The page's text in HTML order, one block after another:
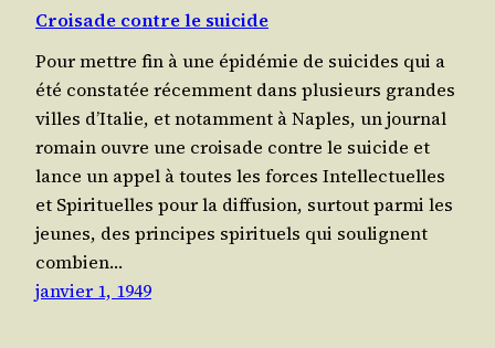
Croisade contre le suicide
Pour mettre fin à une épi­dé­mie de sui­cides qui a
été consta­tée récem­ment dans plu­sieurs grandes
villes d’Italie, et notam­ment à Naples, un jour­nal
romain ouvre une croi­sade contre le sui­cide et
lance un appel à toutes les forces Intel­lec­tuelles
et Spi­ri­tuelles pour la dif­fu­sion, sur­tout par­mi les
jeunes, des prin­cipes spi­ri­tuels qui sou­lignent
com­bien…
janvier 1, 1949